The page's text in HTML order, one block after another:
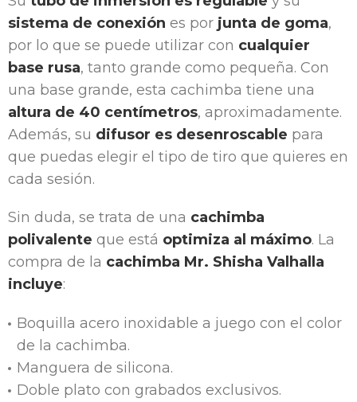
sistema de conexión es por junta de goma,
por lo que se puede utilizar con cualquier
base rusa, tanto grande como pequeña. Con
una base grande, esta cachimba tiene una
altura de 40 centímetros, aproximadamente.
Además, su difusor es desenroscable para
que puedas elegir el tipo de tiro que quieres en
cada sesión.
Sin duda, se trata de una cachimba
polivalente que está optimiza al máximo. La
compra de la cachimba Mr. Shisha Valhalla
incluye:
Boquilla acero inoxidable a juego con el color
de la cachimba.
Manguera de silicona.
Doble plato con grabados exclusivos.